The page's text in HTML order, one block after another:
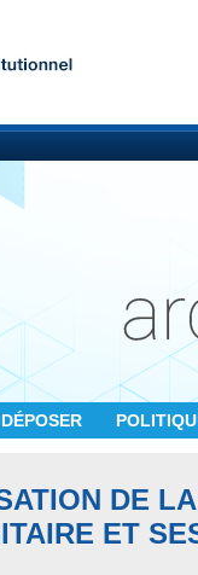
DÉPOSER
DE
ET